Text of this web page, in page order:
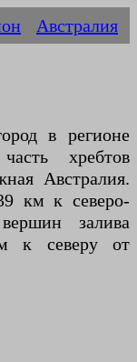
Австралия
в регионе
хребтов
Австралия.
км к северо-
залива
к северу от